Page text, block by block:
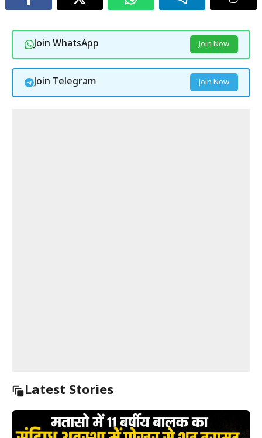
Join WhatsApp Join Now
Join Telegram Join Now
Latest Stories